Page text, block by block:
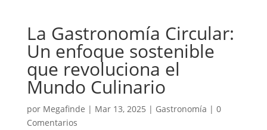
La Gastronomía Circular:
Un enfoque sostenible
que revoluciona el
Mundo Culinario
por Megafinde | Mar 13, 2025 | Gastronomía | 0
Comentarios